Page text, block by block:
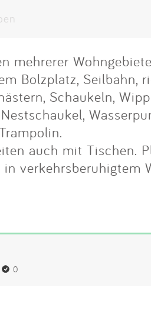
mehrerer
Bolzplatz, Seilbahn,
Schaukeln,
auch mit Tischen.
verkehrsberuhigtem
0